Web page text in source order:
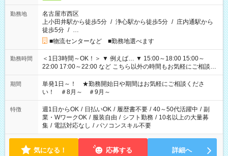
勤務地
名古屋市西区
上小田井駅から徒歩5分 / 浄心駅から徒歩5分 / 庄内通駅から
徒歩5分 / …
■物流センターなど ■勤務地選べます
勤務時間
＜1日3時間～OK！＞ ▼ 例えば… ▼ 15:00～18:00 15:00～
22:00 17:00～22:00 など こちら以外の時間もお気軽にご相談く
ださい！
期間
単発1日～！ ★勤務開始日や期間はお気軽にご相談くださ
い！ ＃8月～ ＃9月～
特徴 週1日からOK / 日払いOK / 履歴書不要 / 40～50代活躍中 / 副
業・WワークOK / 服装自由 / シフト勤務 / 10名以上の大量募
集 / 電話対応なし / パソコンスキル不要
気になる！ 応募する 詳細へ